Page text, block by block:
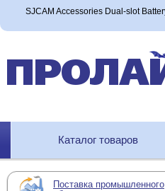
SJCAM Accessories Dual-slot
Каталог товаров
Поставка промышленного